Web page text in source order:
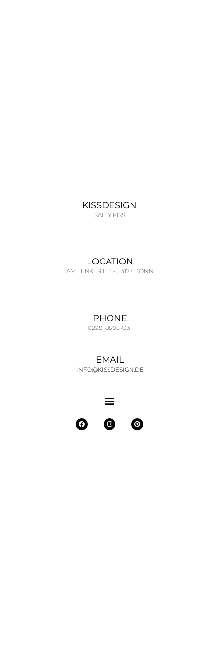
KISSDESIGN
SALLY KISS
LOCATION
AM LENKERT 13 - 53177 BONN
PHONE
0228-85057331
EMAIL
INFO@KISSDESIGN.DE